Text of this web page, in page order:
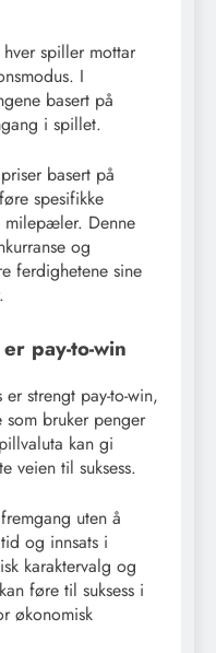
spiller mottar
I
basert på
i spillet.
basert på
spesifikke
milepæler. Denne
og
ferdighetene sine
pay-to-win
strengt pay-to-win,
bruker penger
kan gi
veien til suksess.
uten å
og innsats i
karaktervalg og
føre til suksess i
økonomisk